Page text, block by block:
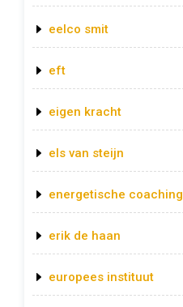
eelco smit
eft
eigen kracht
els van steijn
energetische coaching
erik de haan
europees instituut